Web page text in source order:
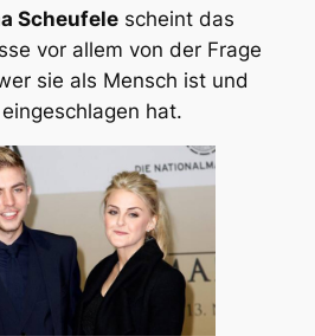
Scheufelescheint das
vor allem von der Frage
sie als Mensch ist und
hat.